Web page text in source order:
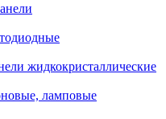
жидкокристаллические
ламповые